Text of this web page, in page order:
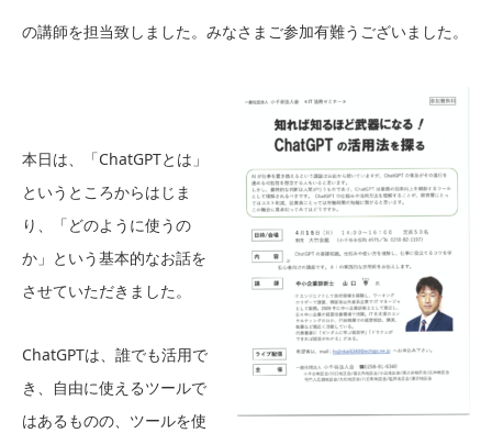
の講師を担当致しました。みなさまご参加有難うございました。
本日は、「ChatGPTとは」
というところからはじま
り、「どのように使うの
か」という基本的なお話を
させていただきました。
ChatGPTは、誰でも活用で
き、自由に使えるツールで
はあるものの、ツールを使